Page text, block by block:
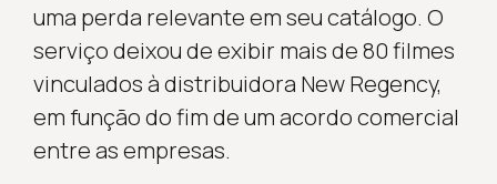
uma perda relevante em seu catálogo. O
serviço deixou de exibir mais de 80 filmes
vinculados à distribuidora New Regency,
em função do fim de um acordo comercial
entre as empresas.